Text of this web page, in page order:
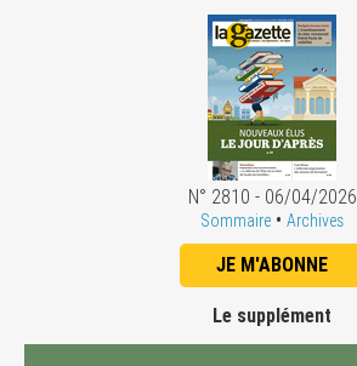
N° 2810 - 06/04/2026
Sommaire • Archives
JE M'ABONNE
Le supplément